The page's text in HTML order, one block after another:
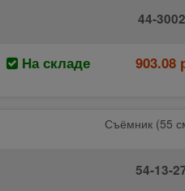
44-
На складе 903.08
Съёмник (55
54-13-